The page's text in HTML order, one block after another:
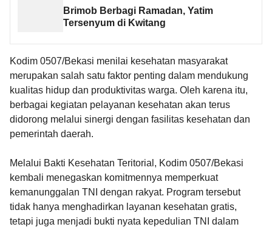
Brimob Berbagi Ramadan, Yatim
Tersenyum di Kwitang
Kodim 0507/Bekasi menilai kesehatan masyarakat
merupakan salah satu faktor penting dalam mendukung
kualitas hidup dan produktivitas warga. Oleh karena itu,
berbagai kegiatan pelayanan kesehatan akan terus
didorong melalui sinergi dengan fasilitas kesehatan dan
pemerintah daerah.
Melalui Bakti Kesehatan Teritorial, Kodim 0507/Bekasi
kembali menegaskan komitmennya memperkuat
kemanunggalan TNI dengan rakyat. Program tersebut
tidak hanya menghadirkan layanan kesehatan gratis,
tetapi juga menjadi bukti nyata kepedulian TNI dalam